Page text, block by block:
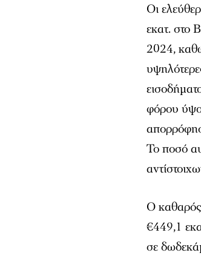
Οι
εκατ. στο
2024,
φόρου
Το ποσό
Ο
€449,1
σε